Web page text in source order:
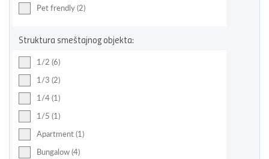
Pet frendly (2)
Struktura smeštajnog objekta:
1/2 (6)
1/3 (2)
1/4 (1)
1/5 (1)
Apartment (1)
Bungalow (4)